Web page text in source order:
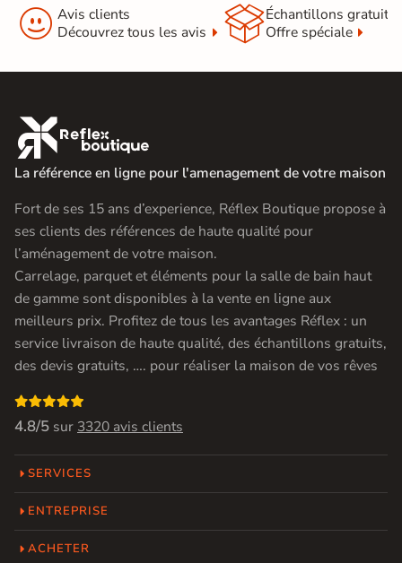
 Avis clients
Découvrez tous les avis
Échantillons gratuit
Offre spéciale

La référence en ligne pour l'amenagement de votre maison
Fort de ses 15 ans d’experience, Réflex Boutique propose à
ses clients des références de haute qualité pour
l’aménagement de votre maison.
Carrelage, parquet et éléments pour la salle de bain haut
de gamme sont disponibles à la vente en ligne aux
meilleurs prix. Profitez de tous les avantages Réflex : un
service livraison de haute qualité, des échantillons gratuits,
des devis gratuits, …. pour réaliser la maison de vos rêves

4.8/5 sur 3320 avis clients
SERVICES
ENTREPRISE
ACHETER